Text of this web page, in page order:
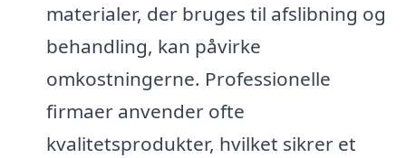
materialer, der bruges til afslibning og
behandling, kan påvirke
omkostningerne. Professionelle
firmaer anvender ofte
kvalitetsprodukter, hvilket sikrer et